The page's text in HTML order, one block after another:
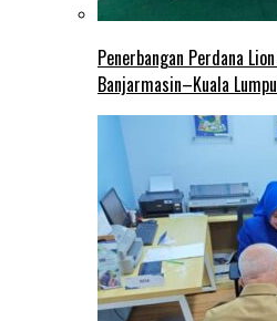
Penerbangan Perdana
Banjarmasin–Kuala